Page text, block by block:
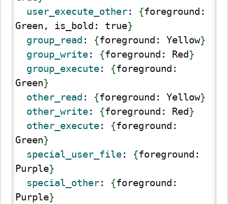
  user_execute_other
: {foreground
Green, is_bold : true}
  group_read
: {foreground : Yellow}
  group_write
: {foreground : Red }
  group_execute
: {foreground
Green}
  other_read
: {foreground : Yellow}
  other_write
: {foreground : Red }
  other_execute
: {foreground
Green}
  special_user_file
: {foreground
Purple}
  special_other
: {foreground
Purple}